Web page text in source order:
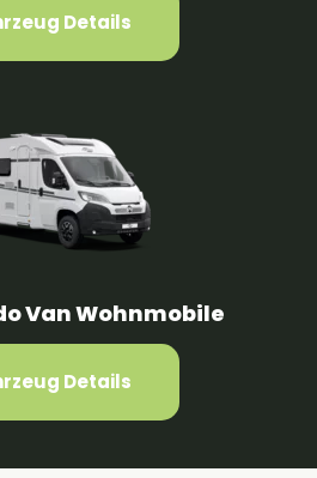
Details
Van Wohnmobile
Details